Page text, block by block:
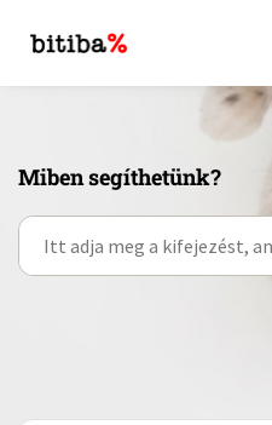
Miben segíthetünk?